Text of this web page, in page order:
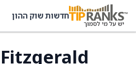
חדשות שוק ההון